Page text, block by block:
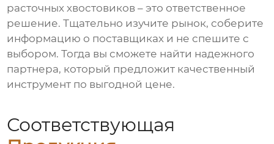
расточных хвостовиков – это ответственное
решение. Тщательно изучите рынок, соберите
информацию о поставщиках и не спешите с
выбором. Тогда вы сможете найти надежного
партнера, который предложит качественный
инструмент по выгодной цене.
Соответствующая